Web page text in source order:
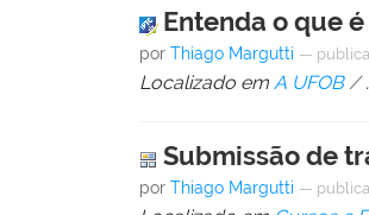
Entenda o que
porThiago Margutti —
Localizado em A UFOB /
Submissão de
porThiago Margutti —